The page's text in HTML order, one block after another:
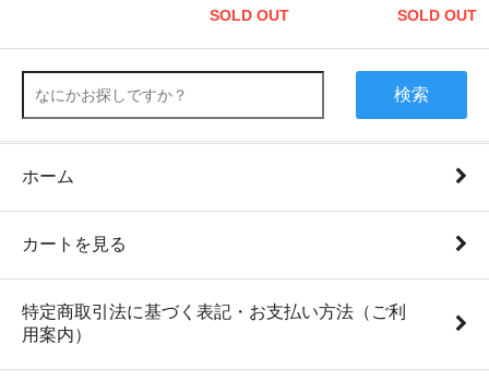
SOLD OUT
SOLD OUT
検索
ホーム
カートを見る
特定商取引法に基づく表記・お支払い方法（ご利
用案内）